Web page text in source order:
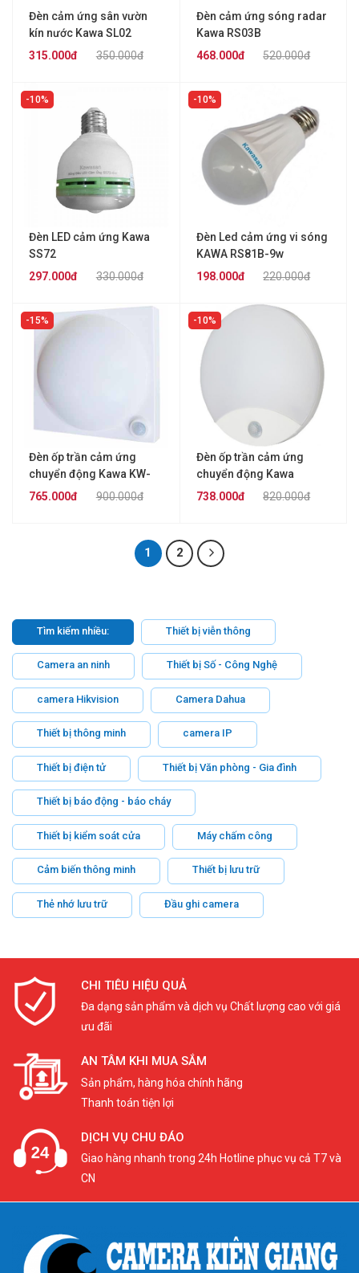
Đèn cảm ứng sân vườn
kín nước Kawa SL02
350.000đ
315.000đ
Đèn cảm ứng sóng radar
Kawa RS03B
520.000đ
468.000đ
10%
Đèn LED cảm ứng Kawa
SS72
330.000đ
297.000đ
10%
Đèn Led cảm ứng vi sóng
KAWA RS81B-9w
220.000đ
198.000đ
15%
Đèn ốp trần cảm ứng
chuyển động Kawa KW-
PS329B-12W 900.000đ
765.000đ
10%
Đèn ốp trần cảm ứng
chuyển động Kawa
PS329A-10W820.000đ
738.000đ
1 2
Tìm kiếm nhiều: Thiết bị viễn thông
Camera an ninh Thiết bị Số - Công Nghệ
camera Hikvision Camera Dahua
Thiết bị thông minh camera IP
Thiết bị điện tử Thiết bị Văn phòng - Gia đình
Thiết bị báo động - báo cháy
Thiết bị kiểm soát cửa Máy chấm công
Cảm biến thông minh Thiết bị lưu trữ
Thẻ nhớ lưu trữ Đầu ghi camera
CHI TIÊU HIỆU QUẢ
Đa dạng sản phẩm và dịch vụ Chất lượng cao với giá
ưu đãi
AN TÂM KHI MUA SẮM
Sản phẩm, hàng hóa chính hãng
Thanh toán tiện lợi
DỊCH VỤ CHU ĐÁO
Giao hàng nhanh trong 24h Hotline phục vụ cả T7 và
CN